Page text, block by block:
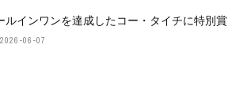
ルインワンを達成したコー・タイチに特別賞
2026-06-07